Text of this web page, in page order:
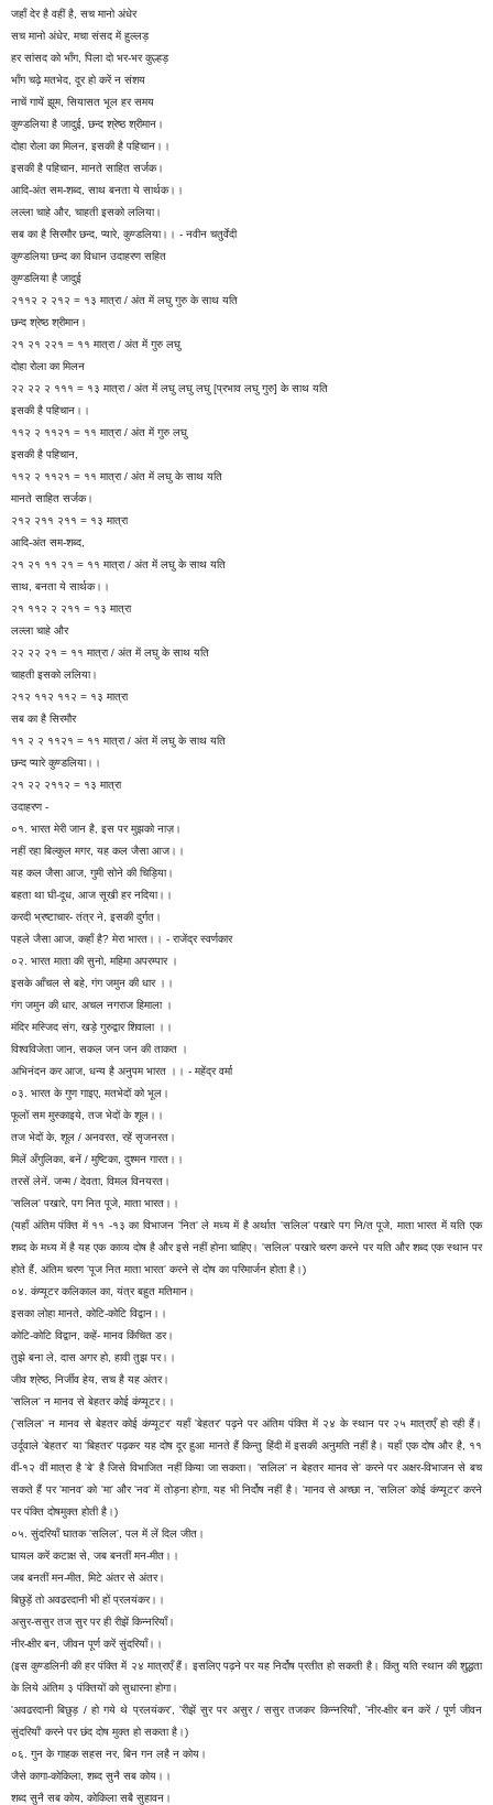
जहाँ देर है वहीं है, सच मानो अंधेर
सच मानो अंधेर, मचा संसद में हुल्लड़
हर सांसद को भाँग, पिला दो भर-भर कुल्हड़
भाँग चढ़े मतभेद, दूर हो करें न संशय
नाचें गायें झूम, सियासत भूल हर समय
कुण्डलिया है जादुई, छन्द श्रेष्ठ श्रीमान।
दोहा रोला का मिलन, इसकी है पहिचान।।
इसकी है पहिचान, मानते साहित सर्जक।
आदि-अंत सम-शब्द, साथ बनता ये सार्थक।।
लल्ला चाहे और, चाहती इसको ललिया।
सब का है सिरमौर छन्द, प्यारे, कुण्डलिया।। - नवीन चतुर्वेदी
कुण्डलिया छन्द का विधान उदाहरण सहित
कुण्डलिया है जादुई
२११२ २ २१२ = १३ मात्रा / अंत में लघु गुरु के साथ यति
छन्द श्रेष्ठ श्रीमान।
२१ २१ २२१ = ११ मात्रा / अंत में गुरु लघु
दोहा रोला का मिलन
२२ २२ २ १११ = १३ मात्रा / अंत में लघु लघु लघु [प्रभाव लघु गुरु] के साथ यति
इसकी है पहिचान।।
११२ २ ११२१ = ११ मात्रा / अंत में गुरु लघु
इसकी है पहिचान,
११२ २ ११२१ = ११ मात्रा / अंत में लघु के साथ यति
मानते साहित सर्जक।
२१२ २११ २११ = १३ मात्रा
आदि-अंत सम-शब्द,
२१ २१ ११ २१ = ११ मात्रा / अंत में लघु के साथ यति
साथ, बनता ये सार्थक।।
२१ ११२ २ २११ = १३ मात्रा
लल्ला चाहे और
२२ २२ २१ = ११ मात्रा / अंत में लघु के साथ यति
चाहती इसको ललिया।
२१२ ११२ ११२ = १३ मात्रा
सब का है सिरमौर
११ २ २ ११२१ = ११ मात्रा / अंत में लघु के साथ यति
छन्द प्यारे कुण्डलिया।।
२१ २२ २११२ = १३ मात्रा
उदाहरण -
०१. भारत मेरी जान है, इस पर मुझको नाज़।
नहीं रहा बिल्कुल मगर, यह कल जैसा आज।।
यह कल जैसा आज, गुमी सोने की चिड़िया।
बहता था घी-दूध, आज सूखी हर नदिया।।
करदी भ्रष्टाचार- तंत्र ने, इसकी दुर्गत।
पहले जैसा आज, कहाँ है? मेरा भारत।। - राजेंद्र स्वर्णकार
०२. भारत माता की सुनो, महिमा अपरम्पार ।
इसके आँचल से बहे, गंग जमुन की धार ।।
गंग जमुन की धार, अचल नगराज हिमाला ।
मंदिर मस्जिद संग, खड़े गुरुद्वार शिवाला ।।
विश्वविजेता जान, सकल जन जन की ताकत ।
अभिनंदन कर आज, धन्य है अनुपम भारत ।। - महेंद्र वर्मा
०३. भारत के गुण गाइए, मतभेदों को भूल।
फूलों सम मुस्काइये, तज भेदों के शूल।।
तज भेदों के, शूल / अनवरत, रहें सृजनरत।
मिलें अँगुलिका, बनें / मुष्टिका, दुश्मन गारत।।
तरसें लेनें. जन्म / देवता, विमल विनयरत।
'सलिल' पखारे, पग नित पूजे, माता भारत।।
(यहाँ अंतिम पंक्ति में ११ -१३ का विभाजन 'नित' ले मध्य में है अर्थात 'सलिल' पखारे पग नि/त पूजे, माता भारत में यति एक
शब्द के मध्य में है यह एक काव्य दोष है और इसे नहीं होना चाहिए। 'सलिल' पखारे चरण करने पर यति और शब्द एक स्थान पर
होते हैं, अंतिम चरण 'पूज नित माता भारत' करने से दोष का परिमार्जन होता है।)
०४. कंप्यूटर कलिकाल का, यंत्र बहुत मतिमान।
इसका लोहा मानते, कोटि-कोटि विद्वान।।
कोटि-कोटि विद्वान, कहें- मानव किंचित डर।
तुझे बना ले, दास अगर हो, हावी तुझ पर।।
जीव श्रेष्ठ, निर्जीव हेय, सच है यह अंतर।
'सलिल' न मानव से बेहतर कोई कंप्यूटर।।
('सलिल' न मानव से बेहतर कोई कंप्यूटर' यहाँ 'बेहतर' पढ़ने पर अंतिम पंक्ति में २४ के स्थान पर २५ मात्राएँ हो रही हैं।
उर्दूवाले 'बेहतर' या 'बिहतर' पढ़कर यह दोष दूर हुआ मानते हैं किन्तु हिंदी में इसकी अनुमति नहीं है। यहाँ एक दोष और है, ११
वीं-१२ वीं मात्रा है 'बे' है जिसे विभाजित नहीं किया जा सकता। 'सलिल' न बेहतर मानव से' करने पर अक्षर-विभाजन से बच
सकते हैं पर 'मानव' को 'मा' और 'नव' में तोड़ना होगा, यह भी निर्दोष नहीं है। 'मानव से अच्छा न, 'सलिल' कोई कंप्यूटर' करने
पर पंक्ति दोषमुक्त होती है।)
०५. सुंदरियाँ घातक 'सलिल', पल में लें दिल जीत।
घायल करें कटाक्ष से, जब बनतीं मन-मीत।।
जब बनतीं मन-मीत, मिटे अंतर से अंतर।
बिछुड़ें तो अवढरदानी भी हों प्रलयंकर।।
असुर-ससुर तज सुर पर ही रीझें किन्नरियाँ।
नीर-क्षीर बन, जीवन पूर्ण करें सुंदरियाँ।।
(इस कुण्डलिनी की हर पंक्ति में २४ मात्राएँ हैं। इसलिए पढ़ने पर यह निर्दोष प्रतीत हो सकती है। किंतु यति स्थान की शुद्धता
के लिये अंतिम ३ पंक्तियों को सुधारना होगा।
'अवढरदानी बिछुड़ / हो गये थे प्रलयंकर', 'रीझें सुर पर असुर / ससुर तजकर किन्नरियाँ', 'नीर-क्षीर बन करें / पूर्ण जीवन
सुंदरियाँ' करने पर छंद दोष मुक्त हो सकता है।)
०६. गुन के गाहक सहस नर, बिन गन लहै न कोय।
जैसे कागा-कोकिला, शब्द सुनै सब कोय।।
शब्द सुनै सब कोय, कोकिला सबै सुहावन।